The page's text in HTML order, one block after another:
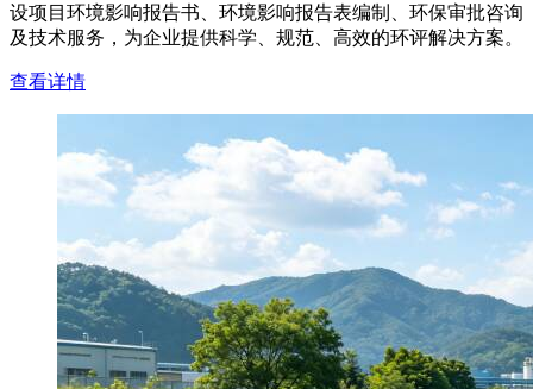
设项目环境影响报告书、环境影响报告表编制、环保审批咨询
及技术服务，为企业提供科学、规范、高效的环评解决方案。
查看详情